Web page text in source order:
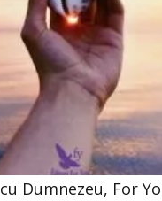
Dumnezeu, For